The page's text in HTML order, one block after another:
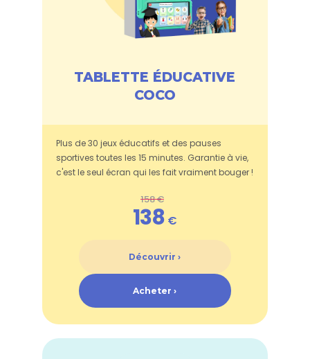
TABLETTE ÉDUCATIVE
COCO
Plus de 30 jeux éducatifs et des pauses
sportives toutes les 15 minutes. Garantie à vie,
c'est le seul écran qui les fait vraiment bouger !
158 €
138 €
Découvrir ›
Acheter ›